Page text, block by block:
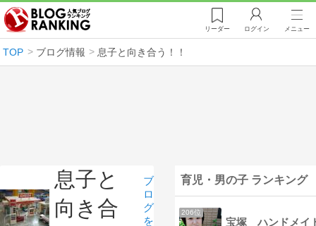
リーダー ログイン メニュー
TOP ブログ情報 息子と向き合う！！
息子と
向き合
ブ
ロ
グ
を
育児・男の子 ランキング
206位
宝塚 ハンドメイ